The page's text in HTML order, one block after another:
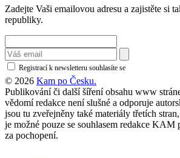
Zadejte Vaši emailovou adresu a zajistěte si
republiky.
Registrací k newsletteru souhlasíte se
© 2026 Kam po Česku.
Publikování či další šíření obsahu www
vědomí redakce není slušné a odporuje
jsou tu zveřejněny také materiály třetích
je možné pouze se souhlasem redakce KAM
za pochopení.